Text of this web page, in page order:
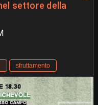
settore della
sfruttamento